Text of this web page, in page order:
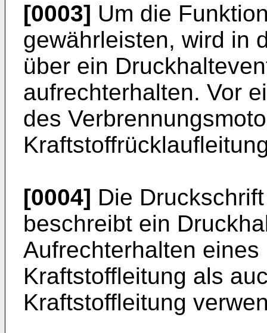
[0003] Um die
gewährleisten, wird in
über ein
aufrechterhalten. Vor
des
[0004] Die
beschreibt ein
Aufrechterhalten
Kraftstoffleitung als
Kraftstoffleitung